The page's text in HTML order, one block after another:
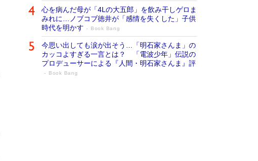
心を病んだ母が「4Lの大五郎」を飲み干しゲロま
みれに…ノブコブ徳井が「感情を失くした」子供
時代を明かす
Book Bang
今思い出しても涙が出そう…「明石家さんま」の
カッコよすぎる一言とは？ 「電波少年」伝説の
プロデューサーによる『人間・明石家さんま』評
Book Bang